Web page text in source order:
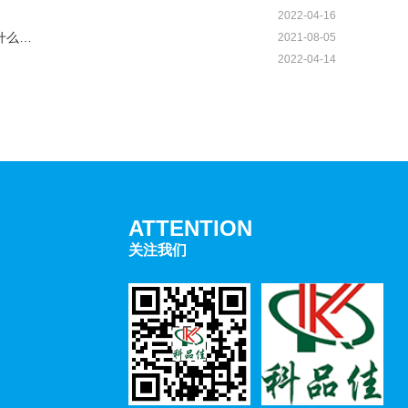
2022-04-16
么…
2021-08-05
2022-04-14
ATTENTION
关注我们